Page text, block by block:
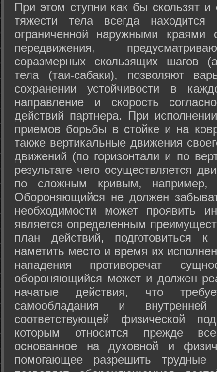
При этом ступни как бы скользят
тяжести тела всегда
ограниченной наружными краями
передвижения,
соразмерных скользящих шагов
тела (таи-сабаки), позволяют
сохранении устойчивости в
направление и скорость
действий партнера. При
приемов борьбы в стойке и на
также вертикальные движения
движений (по горизонтали и по
результате чего осуществляется
по сложным кривым, например,
Обороняющийся не должен
необходимости может проявить
является определенным
план действий, подготовиться
наметить место и время их
нападения противоречат
обороняющийся может и должен
начатые действия, что
самообладания и
соответствующей физической
которым относится прежде
основанное на духовной и
помогающее разрешить